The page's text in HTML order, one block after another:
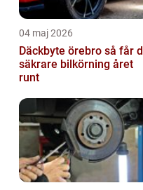
04 maj 2026
Däckbyte örebro så får du
säkrare bilkörning året
runt